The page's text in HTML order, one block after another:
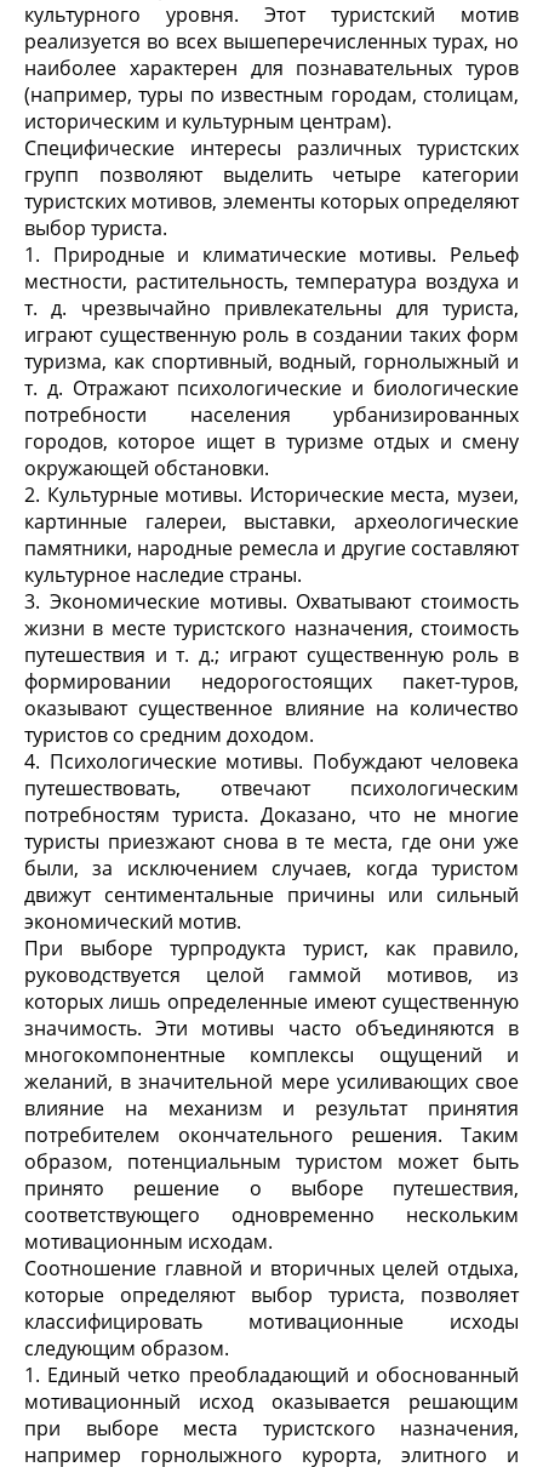
культурного уровня. Этот туристский мотив
реализуется во всех вышеперечисленных турах, но
наиболее характерен для познавательных туров
(например, туры по известным городам, столицам,
историческим и культурным центрам).
Специфические интересы различных туристских
групп позволяют выделить четыре категории
туристских мотивов, элементы которых определяют
выбор туриста.
1. Природные и климатические мотивы. Рельеф
местности, растительность, температура воздуха и
т. д. чрезвычайно привлекательны для туриста,
играют существенную роль в создании таких форм
туризма, как спортивный, водный, горнолыжный и
т. д. Отражают психологические и биологические
потребности населения урбанизированных
городов, которое ищет в туризме отдых и смену
окружающей обстановки.
2. Культурные мотивы. Исторические места, музеи,
картинные галереи, выставки, археологические
памятники, народные ремесла и другие составляют
культурное наследие страны.
3. Экономические мотивы. Охватывают стоимость
жизни в месте туристского назначения, стоимость
путешествия и т. д.; играют существенную роль в
формировании недорогостоящих пакет-туров,
оказывают существенное влияние на количество
туристов со средним доходом.
4. Психологические мотивы. Побуждают человека
путешествовать, отвечают психологическим
потребностям туриста. Доказано, что не многие
туристы приезжают снова в те места, где они уже
были, за исключением случаев, когда туристом
движут сентиментальные причины или сильный
экономический мотив.
При выборе турпродукта турист, как правило,
руководствуется целой гаммой мотивов, из
которых лишь определенные имеют существенную
значимость. Эти мотивы часто объединяются в
многокомпонентные комплексы ощущений и
желаний, в значительной мере усиливающих свое
влияние на механизм и результат принятия
потребителем окончательного решения. Таким
образом, потенциальным туристом может быть
принято решение о выборе путешествия,
соответствующего одновременно нескольким
мотивационным исходам.
Соотношение главной и вторичных целей отдыха,
которые определяют выбор туриста, позволяет
классифицировать мотивационные исходы
следующим образом.
1. Единый четко преобладающий и обоснованный
мотивационный исход оказывается решающим
при выборе места туристского назначения,
например горнолыжного курорта, элитного и